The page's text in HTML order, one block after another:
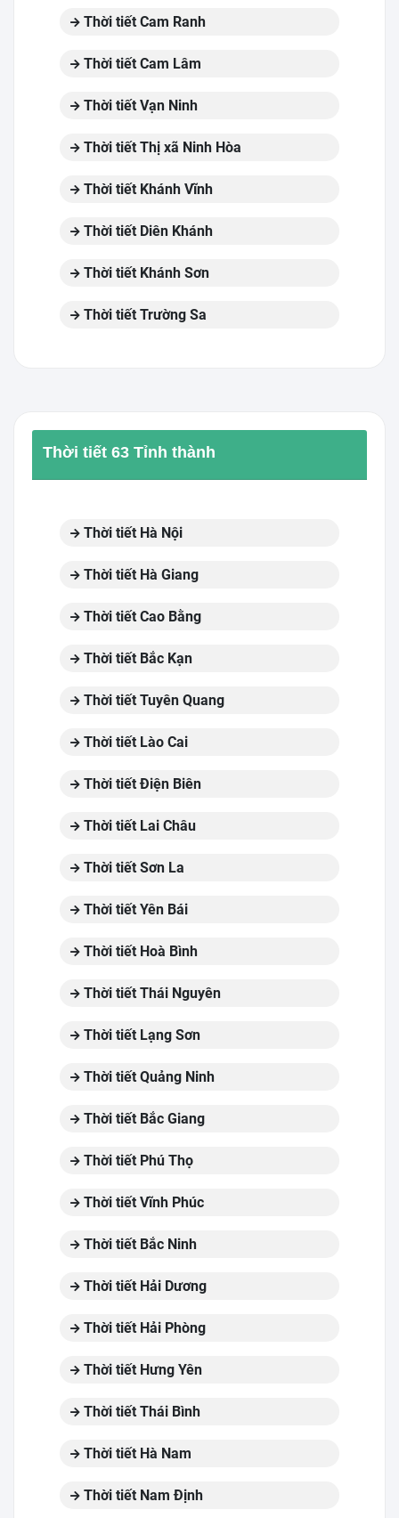
Thời tiết Cam Ranh
Thời tiết Cam Lâm
Thời tiết Vạn Ninh
Thời tiết Thị xã Ninh Hòa
Thời tiết Khánh Vĩnh
Thời tiết Diên Khánh
Thời tiết Khánh Sơn
Thời tiết Trường Sa
Thời tiết 63 Tỉnh thành
Thời tiết Hà Nội
Thời tiết Hà Giang
Thời tiết Cao Bằng
Thời tiết Bắc Kạn
Thời tiết Tuyên Quang
Thời tiết Lào Cai
Thời tiết Điện Biên
Thời tiết Lai Châu
Thời tiết Sơn La
Thời tiết Yên Bái
Thời tiết Hoà Bình
Thời tiết Thái Nguyên
Thời tiết Lạng Sơn
Thời tiết Quảng Ninh
Thời tiết Bắc Giang
Thời tiết Phú Thọ
Thời tiết Vĩnh Phúc
Thời tiết Bắc Ninh
Thời tiết Hải Dương
Thời tiết Hải Phòng
Thời tiết Hưng Yên
Thời tiết Thái Bình
Thời tiết Hà Nam
Thời tiết Nam Định